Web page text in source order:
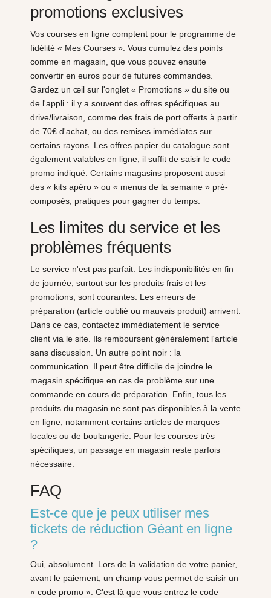
promotions exclusives
Vos courses en ligne comptent pour le programme de
fidélité « Mes Courses ». Vous cumulez des points
comme en magasin, que vous pouvez ensuite
convertir en euros pour de futures commandes.
Gardez un œil sur l'onglet « Promotions » du site ou
de l'appli : il y a souvent des offres spécifiques au
drive/livraison, comme des frais de port offerts à partir
de 70€ d'achat, ou des remises immédiates sur
certains rayons. Les offres papier du catalogue sont
également valables en ligne, il suffit de saisir le code
promo indiqué. Certains magasins proposent aussi
des « kits apéro » ou « menus de la semaine » pré-
composés, pratiques pour gagner du temps.
Les limites du service et les
problèmes fréquents
Le service n'est pas parfait. Les indisponibilités en fin
de journée, surtout sur les produits frais et les
promotions, sont courantes. Les erreurs de
préparation (article oublié ou mauvais produit) arrivent.
Dans ce cas, contactez immédiatement le service
client via le site. Ils remboursent généralement l'article
sans discussion. Un autre point noir : la
communication. Il peut être difficile de joindre le
magasin spécifique en cas de problème sur une
commande en cours de préparation. Enfin, tous les
produits du magasin ne sont pas disponibles à la vente
en ligne, notamment certains articles de marques
locales ou de boulangerie. Pour les courses très
spécifiques, un passage en magasin reste parfois
nécessaire.
FAQ
Est-ce que je peux utiliser mes
tickets de réduction Géant en ligne
?
Oui, absolument. Lors de la validation de votre panier,
avant le paiement, un champ vous permet de saisir un
« code promo ». C'est là que vous entrez le code